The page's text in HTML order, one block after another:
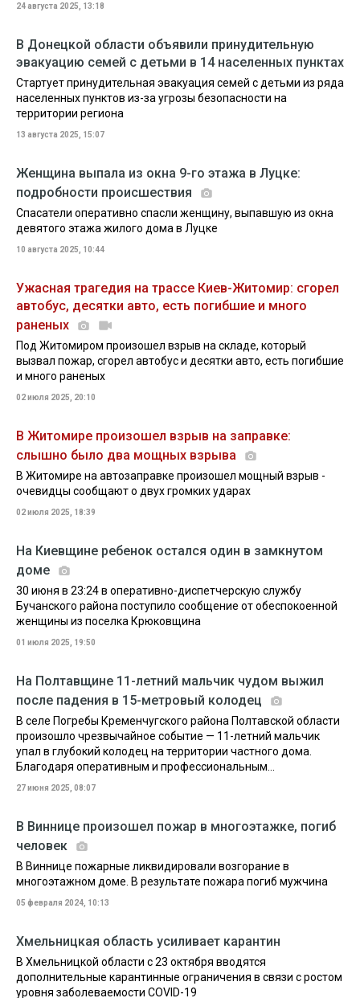
24 августа 2025, 13:18
В Донецкой области объявили принудительную
эвакуацию семей с детьми в 14 населенных пунктах
Стартует принудительная эвакуация семей с детьми из ряда
населенных пунктов из-за угрозы безопасности на
территории региона
13 августа 2025, 15:07
Женщина выпала из окна 9-го этажа в Луцке:
подробности происшествия
Спасатели оперативно спасли женщину, выпавшую из окна
девятого этажа жилого дома в Луцке
10 августа 2025, 10:44
Ужасная трагедия на трассе Киев-Житомир: сгорел
автобус, десятки авто, есть погибшие и много
раненых
Под Житомиром произошел взрыв на складе, который
вызвал пожар, сгорел автобус и десятки авто, есть погибшие
и много раненых
02 июля 2025, 20:10
В Житомире произошел взрыв на заправке:
слышно было два мощных взрыва
В Житомире на автозаправке произошел мощный взрыв -
очевидцы сообщают о двух громких ударах
02 июля 2025, 18:39
На Киевщине ребенок остался один в замкнутом
доме
30 июня в 23:24 в оперативно-диспетчерскую службу
Бучанского района поступило сообщение от обеспокоенной
женщины из поселка Крюковщина
01 июля 2025, 19:50
На Полтавщине 11-летний мальчик чудом выжил
после падения в 15-метровый колодец
В селе Погребы Кременчугского района Полтавской области
произошло чрезвычайное событие — 11-летний мальчик
упал в глубокий колодец на территории частного дома.
Благодаря оперативным и профессиональным...
27 июня 2025, 08:07
В Виннице произошел пожар в многоэтажке, погиб
человек
В Виннице пожарные ликвидировали возгорание в
многоэтажном доме. В результате пожара погиб мужчина
05 февраля 2024, 10:13
Хмельницкая область усиливает карантин
В Хмельницкой области с 23 октября вводятся
дополнительные карантинные ограничения в связи с ростом
уровня заболеваемости COVID-19